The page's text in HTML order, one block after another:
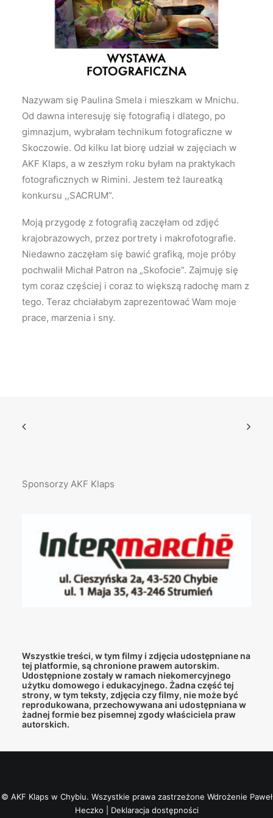
Nazywam się Paulina Smela i mieszkam w Mnichu.
Od dawna interesuję się fotografią i dlatego, po
gimnazjum, wybrałam technikum fotograficzne w
Skoczowie. Od kilku lat biorę udział w zajęciach w
AKF Klaps, a w zeszłym roku byłam na praktykach
fotograficznych w Rimini. Jestem też laureatką
konkursu ,,SACRUM”.
Moją przygodę z fotografią zaczęłam od zdjęć
krajobrazowych, przez portrety i makrofotografie.
Niedawno zaczęłam się bawić grafiką, moje próby
pochwalił Michał Patron na „Skofocie”. Zajmuję się
tym coraz częściej i coraz to większą radochę mam z
tego. Teraz chciałabym zaprezentować Wam moje
prace, marzenia i sny.
Sponsorzy AKF Klaps
Wszystkie treści, w tym filmy i zdjęcia udostępniane na
tej platformie, są chronione prawem autorskim.
Udostępnione zostały w ramach niekomercyjnego
użytku domowego i edukacyjnego. Żadna część tej
strony, w tym teksty, zdjęcia czy filmy, nie może być
reprodukowana, przechowywana ani udostępniana w
żadnej formie bez pisemnej zgody właściciela praw
autorskich.
© AKF Klaps w Chybiu. Wszystkie prawa zastrzeżone Wdrożenie Paweł
Heczko
Deklaracja dostępności